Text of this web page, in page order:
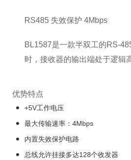
RS485 失效保护 4Mbps
BL1587是一款半双工的RS-
时，接收器的输出端处于逻辑
优势特点
+5V工作电压
最大传输速率：4Mbps
内置失效保护电路
总线允许挂接多达128个收发器